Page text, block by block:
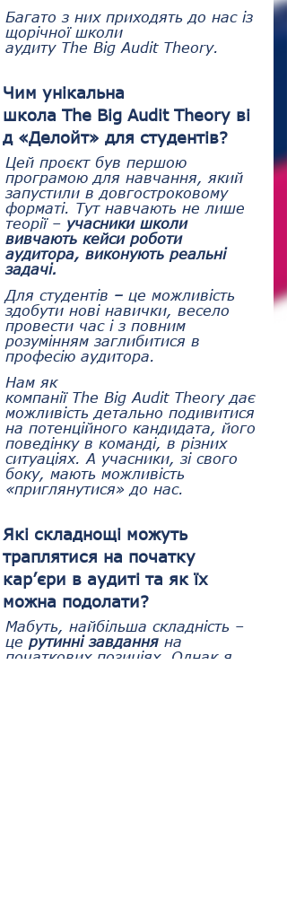
Багато з них приходять до нас із
щорічної школи
аудиту The Big Audit Theory.
Чим унікальна
школа The Big Audit Theory ві
д «Делойт» для студентів?
Цей проєкт був першою
програмою для навчання, який
запустили в довгостроковому
форматі. Тут навчають не лише
теорії – учасники школи
вивчають кейси роботи
аудитора, виконують реальні
задачі.
Для студентів – це можливість
здобути нові навички, весело
провести час і з повним
розумінням заглибитися в
професію аудитора.
Нам як
компанії The Big Audit Theory дає
можливість детально подивитися
на потенційного кандидата, його
поведінку в команді, в різних
ситуаціях. А учасники, зі свого
боку, мають можливість
«приглянутися» до нас.
Які складнощі можуть
траплятися на початку
кар’єри в аудиті та як їх
можна подолати?
Мабуть, найбільша складність –
це рутинні завдання на
початкових позиціях. Однак я